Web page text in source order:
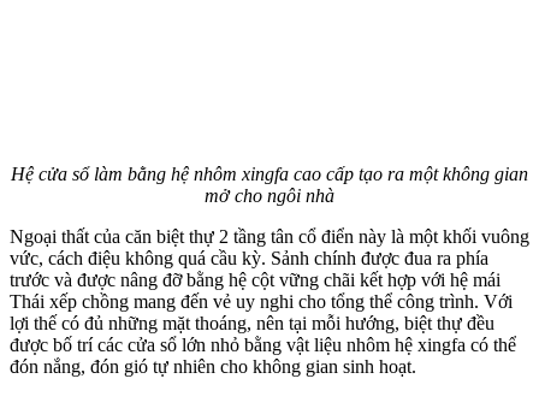
Hệ cửa sổ làm bằng hệ nhôm xingfa cao cấp tạo ra một không gian
mở cho ngôi nhà
Ngoại thất của căn biệt thự 2 tầng tân cổ điển này là một khối vuông
vức, cách điệu không quá cầu kỳ. Sảnh chính được đua ra phía
trước và được nâng đỡ bằng hệ cột vững chãi kết hợp với hệ mái
Thái xếp chồng mang đến vẻ uy nghi cho tổng thể công trình. Với
lợi thế có đủ những mặt thoáng, nên tại mỗi hướng, biệt thự đều
được bố trí các cửa sổ lớn nhỏ bằng vật liệu nhôm hệ xingfa có thể
đón nắng, đón gió tự nhiên cho không gian sinh hoạt.